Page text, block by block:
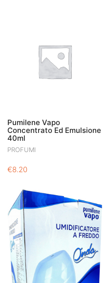
Pumilene Vapo
Concentrato Ed Emulsione
40ml
PROFUMI
€8.20